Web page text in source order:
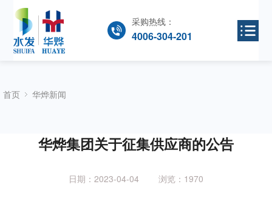
采购热线：
4006-304-201
首页 华烨新闻
华烨集团关于征集供应商的公告
日期：2023-04-04 浏览： 1970